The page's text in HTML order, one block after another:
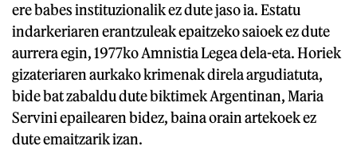
ere babes instituzionalik ez dute jaso ia. Estatu
indarkeriaren erantzuleak epaitzeko saioek ez dute
aurrera egin, 1977ko Amnistia Legea dela-eta. Horiek
gizateriaren aurkako krimenak direla argudiatuta,
bide bat zabaldu dute biktimek Argentinan, Maria
Servini epailearen bidez, baina orain artekoek ez
dute emaitzarik izan.